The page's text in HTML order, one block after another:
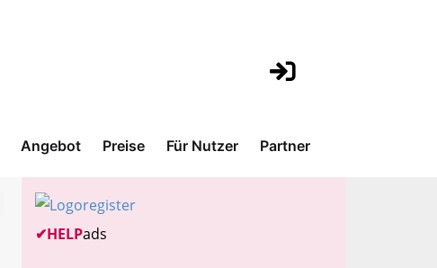
Angebot Preise Für Nutzer Partner
✔HELPads